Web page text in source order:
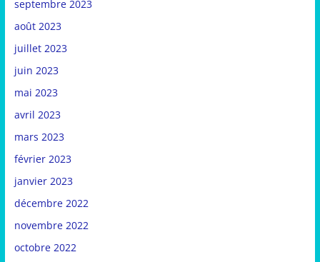
septembre 2023
août 2023
juillet 2023
juin 2023
mai 2023
avril 2023
mars 2023
février 2023
janvier 2023
décembre 2022
novembre 2022
octobre 2022